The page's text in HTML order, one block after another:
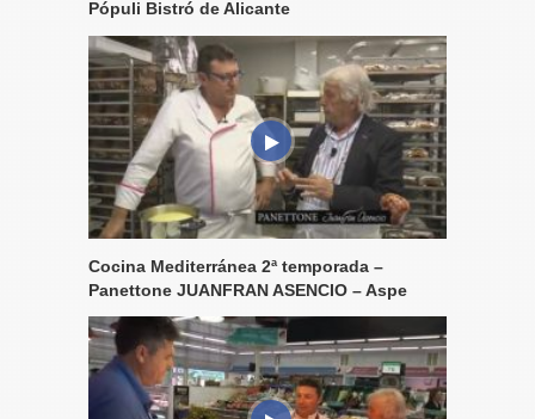
Pópuli Bistró de Alicante
Cocina Mediterránea 2ª temporada –
Panettone JUANFRAN ASENCIO – Aspe